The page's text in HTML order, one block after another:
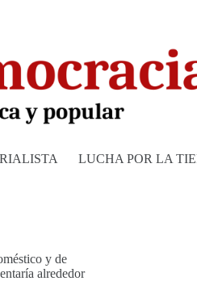
LUCHA POR LA
y de
alrededor